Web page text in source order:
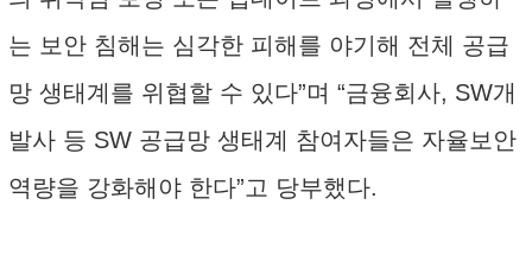
는 보안 침해는 심각한 피해를 야기해 전체 공급
망 생태계를 위협할 수 있다”며 “금융회사, SW개
발사 등 SW 공급망 생태계 참여자들은 자율보안
역량을 강화해야 한다”고 당부했다.